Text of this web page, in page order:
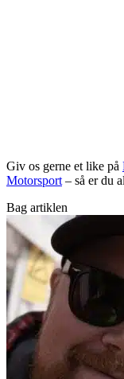
Giv os gerne et like på
Motorsport – så er du
Bag artiklen